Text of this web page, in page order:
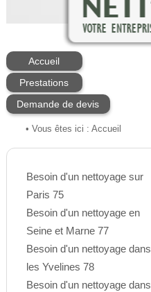
Accueil
Prestations
Demande de devis
• Vous êtes ici : Accueil
Besoin d'un nettoyage sur
Paris 75
Besoin d'un nettoyage en
Seine et Marne 77
Besoin d'un nettoyage dans
les Yvelines 78
Besoin d'un nettoyage dans